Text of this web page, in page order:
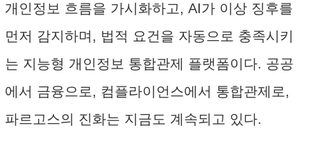
개인정보 흐름을 가시화하고, AI가 이상 징후를
먼저 감지하며, 법적 요건을 자동으로 충족시키
는 지능형 개인정보 통합관제 플랫폼이다. 공공
에서 금융으로, 컴플라이언스에서 통합관제로,
파르고스의 진화는 지금도 계속되고 있다.